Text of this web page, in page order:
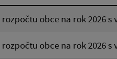
obce na rok 2026 s
obce na rok 2026 s